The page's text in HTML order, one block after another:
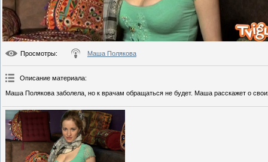
Просмотры: Маша Полякова
Описание материала:
Маша Полякова заболела, но к врачам обращаться не будет. Маша расскажет о